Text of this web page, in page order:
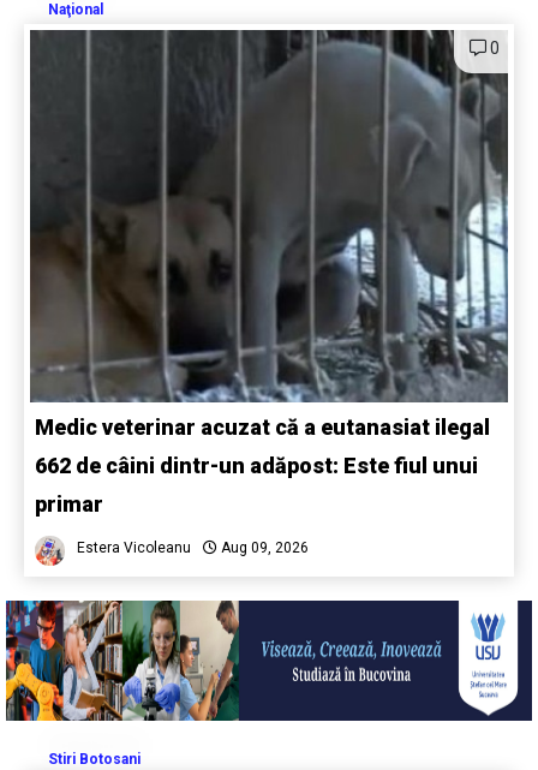
Naţional
0
Medic veterinar acuzat că a eutanasiat ilegal
662 de câini dintr-un adăpost: Este fiul unui
primar
Estera Vicoleanu Aug 09, 2026
Stiri Botosani